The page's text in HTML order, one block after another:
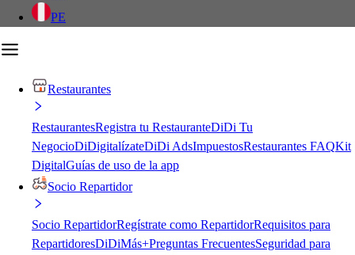
PE
Restaurantes
RestaurantesRegistra tu RestauranteDiDi Tu
NegocioDiDigitalízateDiDi AdsImpuestosRestaurantes FAQKit
DigitalGuías de uso de la app
Socio Repartidor
Socio RepartidorRegístrate como RepartidorRequisitos para
RepartidoresDiDiMás+Preguntas FrecuentesSeguridad para